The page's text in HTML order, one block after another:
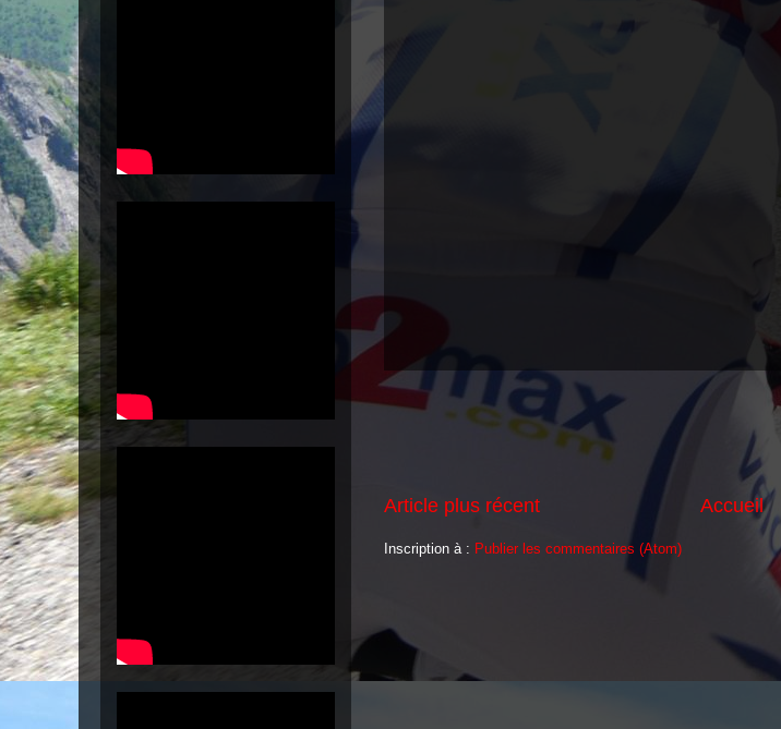
Article plus récent Accueil
Inscription à : Publier les commentaires (Atom)